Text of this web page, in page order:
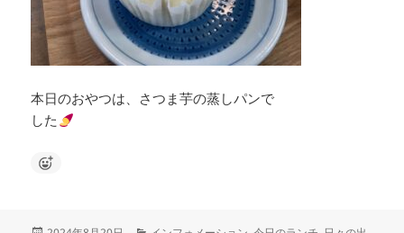
本日のおやつは、さつま芋の蒸しパンで
した